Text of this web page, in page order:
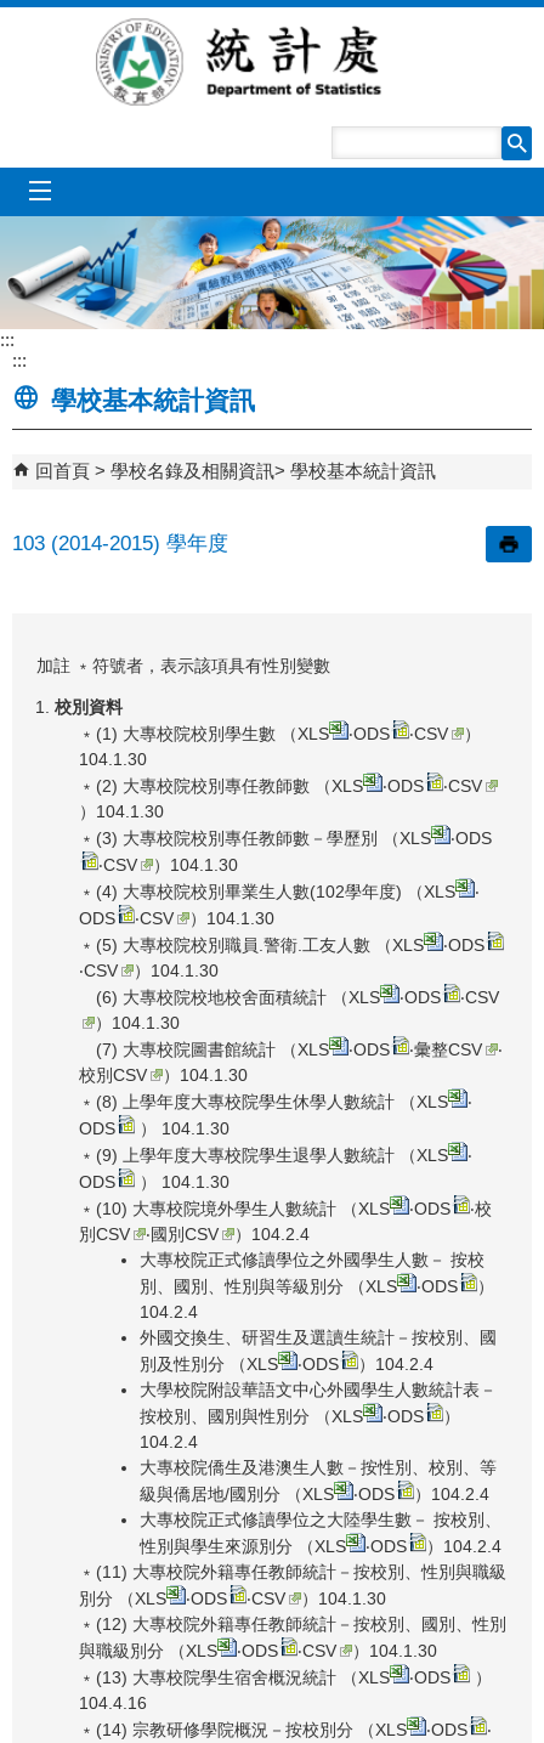
跳到主要內容區塊
:::
:::
學校基本統計資訊
回首頁 學校名錄及相關資訊 學校基本統計資訊
103 (2014-2015) 學年度
加註 ﹡符號者，表示該項具有性別變數
校別資料
﹡(1) 大專校院校別學生數 （XLS ‧ODS ‧CSV
）
104.1.30
﹡(2) 大專校院校別專任教師數 （XLS ‧ODS ‧CSV
）104.1.30
﹡(3) 大專校院校別專任教師數－學歷別 （XLS ‧ODS
‧CSV
）104.1.30
﹡(4) 大專校院校別畢業生人數(102學年度) （XLS
‧
ODS
‧CSV
）104.1.30
﹡(5) 大專校院校別職員.警衛.工友人數 （XLS ‧ODS
‧CSV
）104.1.30
(6) 大專校院校地校舍面積統計 （XLS ‧ODS ‧CSV
）104.1.30
(7) 大專校院圖書館統計 （XLS ‧ODS ‧彙整CSV
‧
校別CSV
）104.1.30
﹡(8) 上學年度大專校院學生休學人數統計 （XLS
‧
ODS
） 104.1.30
﹡(9) 上學年度大專校院學生退學人數統計 （XLS
‧
ODS
） 104.1.30
﹡(10) 大專校院境外學生人數統計 （XLS ‧ODS ‧校
別CSV
‧國別CSV
）104.2.4
大專校院正式修讀學位之外國學生人數－ 按校
別、國別、性別與等級別分 （XLS ‧ODS
）
104.2.4
外國交換生、研習生及選讀生統計－按校別、國
別及性別分 （XLS ‧ODS
）104.2.4
大學校院附設華語文中心外國學生人數統計表－
按校別、國別與性別分 （XLS ‧ODS
）
104.2.4
大專校院僑生及港澳生人數－按性別、校別、等
級與僑居地/國別分 （XLS ‧ODS
）104.2.4
大專校院正式修讀學位之大陸學生數－ 按校別、
性別與學生來源別分 （XLS ‧ODS
）104.2.4
﹡(11) 大專校院外籍專任教師統計－按校別、性別與職級
別分 （XLS ‧ODS ‧CSV
）104.1.30
﹡(12) 大專校院外籍專任教師統計－按校別、國別、性別
與職級別分 （XLS ‧ODS ‧CSV
）104.1.30
﹡(13) 大專校院學生宿舍概況統計 （XLS ‧ODS
）
104.4.16
﹡(14) 宗教研修學院概況－按校別分 （XLS ‧ODS
‧